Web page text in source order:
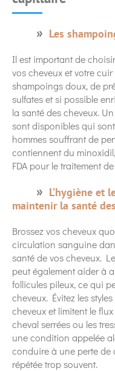
Les
Il est important de
vos cheveux et votre
shampoings doux, de
sulfates et si possible
la santé des cheveux.
sont disponibles qui
hommes souffrant de
contiennent du
FDA pour le traitement
L’hygiène et
maintenir la santé
Brossez vos cheveux
circulation sanguine
santé de vos cheveux.
peut également aider à
follicules pileux, ce qui
cheveux. Évitez les
cheveux et limitent le
cheval serrées ou les
une condition appelée
conduire à une perte de
répétée trop souvent.